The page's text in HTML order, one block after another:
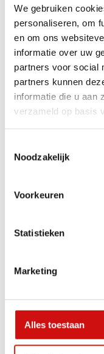
We gebruiken
personaliseren, om
en om ons
informatie over uw
partners voor social
partners kunnen
informatie die u aan
verzameld op basis
Noodzakelijk
Voorkeuren
Statistieken
Marketing
Alles toestaan
Kleine houten pilaar
Nog 3 op voorraad